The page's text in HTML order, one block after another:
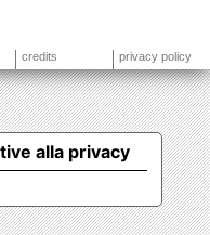
credits privacy policy
alla privacy